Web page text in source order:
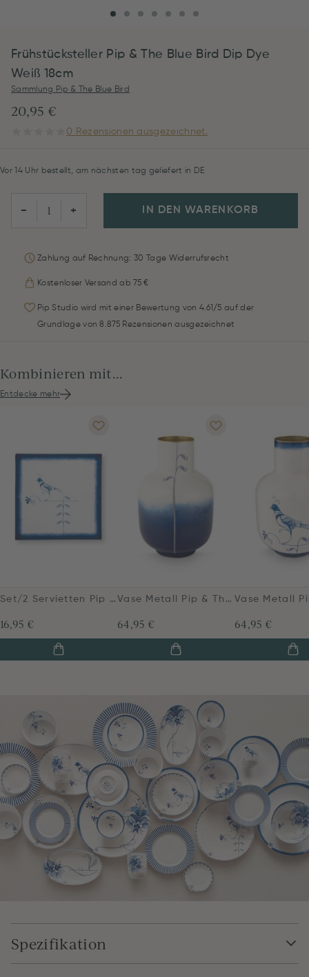
Frühstücksteller Pip & The Blue Bird Dip Dye
Weiß 18cm
Sammlung Pip & The Blue Bird
20,95 €
0 Rezensionen ausgezeichnet.
Vor 14 Uhr bestellt, am nächsten tag geliefert in DE
− + IN DEN WARENKORB
Zahlung auf Rechnung: 30 Tage Widerrufsrecht
Kostenloser Versand ab 75 €
Pip Studio wird mit einer Bewertung von 4.61/5 auf der
Grundlage von 8.875 Rezensionen ausgezeichnet
Kombinieren mit...
Entdecke mehr
Set/2 Servietten Pip & The Blue Bird Blau
16,95 €
Vase Metall Pip & The Blue Bird Dip Dye Blau 30cm
64,95 € 64,95 €
Spezifikation